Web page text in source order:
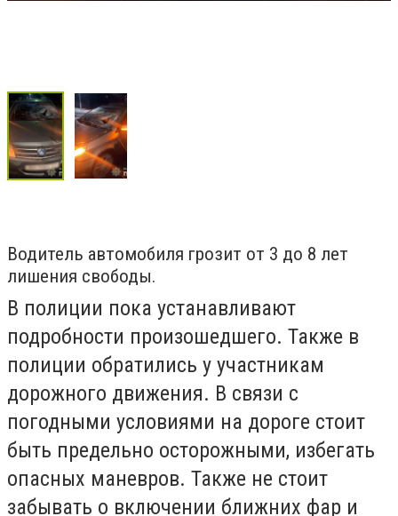
Водитель автомобиля грозит от 3 до 8 лет
лишения свободы.
В полиции пока устанавливают
подробности произошедшего. Также в
полиции обратились у участникам
дорожного движения. В связи с
погодными условиями на дороге стоит
быть предельно осторожными, избегать
опасных маневров. Также не стоит
забывать о включении ближних фар и